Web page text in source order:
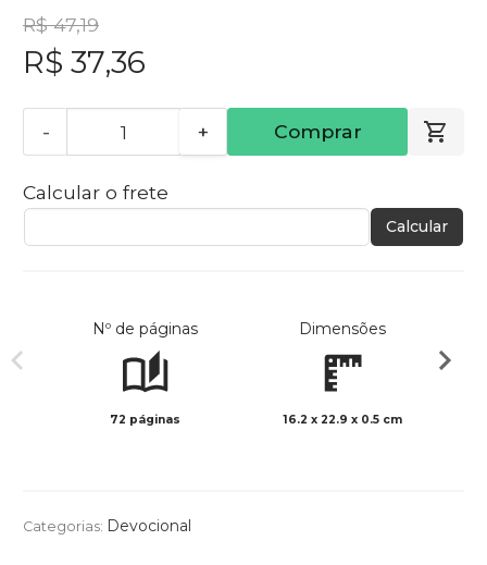
R$ 47,19
R$ 37,36
- + Comprar
Calcular o frete
Calcular
Nº de páginas
72 páginas
Dimensões
16.2 x 22.9 x 0.5 cm
Categorias: Devocional